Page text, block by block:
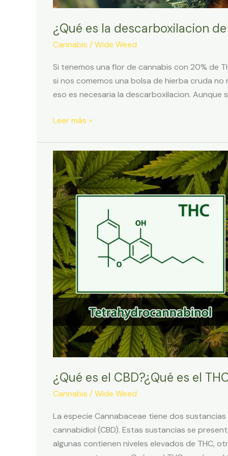
¿Qué es la descarboxilacion
Cannabis /Wide Weed
Si tenemos una flor de cannabis con 20% de
si nos comemos una bolsa de hierba cruda
eso es necesaria la descarboxilacion. Aunque
¿Qué
descarboxilacion
de
la
Marihuana?
Leer más »
¿Qué es el CBD?¿Qué es el
Cannabis /Wide Weed
La especie Cannabaceae tiene dos
cannabidiol (CBD). Estas sustancias se
algunas contienen niveles elevados de THC,